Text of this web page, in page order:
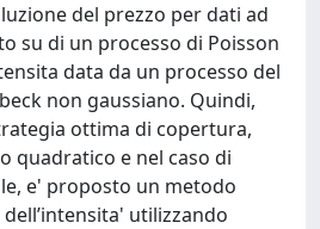
del prezzo per dati ad
su di un processo di Poisson
data da un processo del
non gaussiano. Quindi,
ottima di copertura,
quadratico e nel caso di
e' proposto un metodo
utilizzando